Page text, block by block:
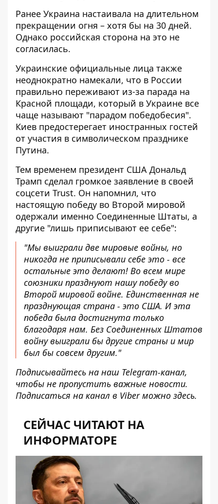
Ранее Украина настаивала на длительном
прекращении огня – хотя бы на 30 дней.
Однако российская сторона на это не
согласилась.
Украинские официальные лица также
неоднократно намекали, что в России
правильно переживают из-за парада на
Красной площади, который в Украине все
чаще называют "парадом победобесия".
Киев предостерегает иностранных гостей
от участия в символическом празднике
Путина.
Тем временем президент США Дональд
Трамп сделал громкое заявление в своей
соцсети Trust. Он напомнил, что
настоящую победу во Второй мировой
одержали именно Соединенные Штаты, а
другие "лишь приписывают ее себе":
"Мы выиграли две мировые войны, но
никогда не приписывали себе это - все
остальные это делают! Во всем мире
союзники празднуют нашу победу во
Второй мировой войне. Единственная не
празднующая страна - это США. И эта
победа была достигнута только
благодаря нам. Без Соединенных Штатов
войну выиграли бы другие страны и мир
был бы совсем другим."
Подписывайтесь на наш Telegram-канал,
чтобы не пропустить важные новости.
Подписаться на канал в Viber можно здесь.
СЕЙЧАС ЧИТАЮТ НА
ИНФОРМАТОРЕ